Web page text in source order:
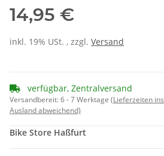
14,95 €
inkl. 19% USt. , zzgl. Versand
verfügbar, Zentralversand
Versandbereit:6 - 7 Werktage (Lieferzeiten ins
Ausland abweichend)
Bike Store Haßfurt